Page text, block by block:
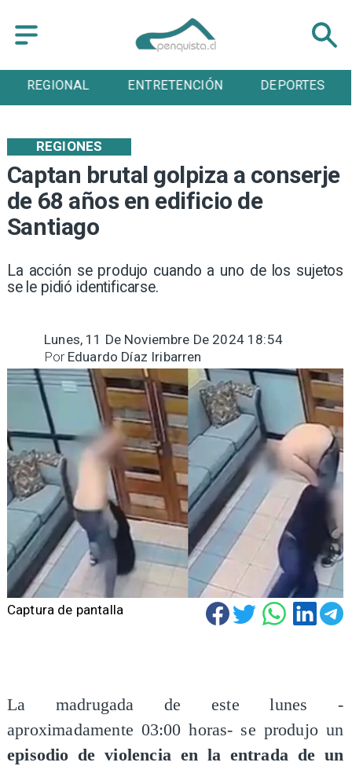
ENTRETENCIÓN DEPORTES CULTURA
Captan brutal golpiza a conserje
de 68 años en edificio de
Santiago
La acción se produjo cuando a uno de los sujetos
se le pidió identificarse.
REGIONES
Lunes, 11 De Noviembre De 2024 18:54
Eduardo Díaz Iribarren
Por
Captura de pantalla
La madrugada de este lunes -
aproximadamente 03:00 horas- se produjo un
episodio de violencia en la entrada de un